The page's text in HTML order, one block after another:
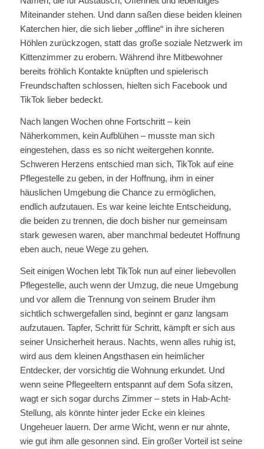
Miteinander stehen. Und dann saßen diese beiden kleinen
Katerchen hier, die sich lieber „offline“ in ihre sicheren
Höhlen zurückzogen, statt das große soziale Netzwerk im
Kittenzimmer zu erobern. Während ihre Mitbewohner
bereits fröhlich Kontakte knüpften und spielerisch
Freundschaften schlossen, hielten sich Facebook und
TikTok lieber bedeckt.
Nach langen Wochen ohne Fortschritt – kein
Näherkommen, kein Aufblühen – musste man sich
eingestehen, dass es so nicht weitergehen konnte.
Schweren Herzens entschied man sich, TikTok auf eine
Pflegestelle zu geben, in der Hoffnung, ihm in einer
häuslichen Umgebung die Chance zu ermöglichen,
endlich aufzutauen. Es war keine leichte Entscheidung,
die beiden zu trennen, die doch bisher nur gemeinsam
stark gewesen waren, aber manchmal bedeutet Hoffnung
eben auch, neue Wege zu gehen.
Seit einigen Wochen lebt TikTok nun auf einer liebevollen
Pflegestelle, auch wenn der Umzug, die neue Umgebung
und vor allem die Trennung von seinem Bruder ihm
sichtlich schwergefallen sind, beginnt er ganz langsam
aufzutauen. Tapfer, Schritt für Schritt, kämpft er sich aus
seiner Unsicherheit heraus. Nachts, wenn alles ruhig ist,
wird aus dem kleinen Angsthasen ein heimlicher
Entdecker, der vorsichtig die Wohnung erkundet. Und
wenn seine Pflegeeltern entspannt auf dem Sofa sitzen,
wagt er sich sogar durchs Zimmer – stets in Hab-Acht-
Stellung, als könnte hinter jeder Ecke ein kleines
Ungeheuer lauern. Der arme Wicht, wenn er nur ahnte,
wie gut ihm alle gesonnen sind. Ein großer Vorteil ist seine